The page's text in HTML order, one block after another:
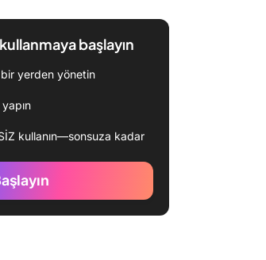
başlayın
yerden yönetin
kullanın—sonsuza kadar